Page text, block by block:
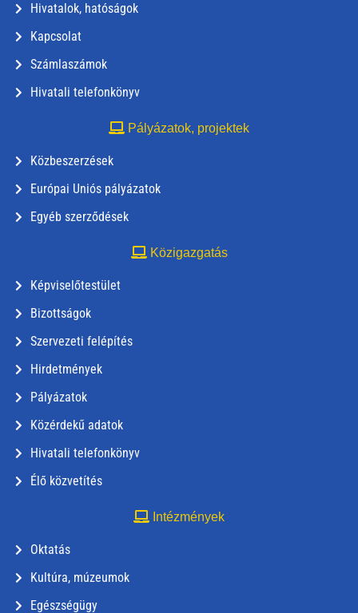
Hivatalok, hatóságok
Kapcsolat
Számlaszámok
Hivatali telefonkönyv
Pályázatok, projektek
Közbeszerzések
Európai Uniós pályázatok
Egyéb szerződések
Közigazgatás
Képviselőtestület
Bizottságok
Szervezeti felépítés
Hirdetmények
Pályázatok
Közérdekű adatok
Hivatali telefonkönyv
Élő közvetítés
Intézmények
Oktatás
Kultúra, múzeumok
Egészségügy